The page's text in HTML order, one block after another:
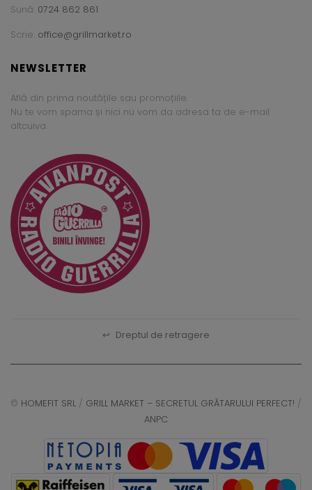
Sună: 0724 862 861
Scrie: office@grillmarket.ro
NEWSLETTER
Află din prima noutățile sau promoțiile.
Nu te vom spama și nici nu vom da adresa ta de e-mail
altcuiva.
↩ Dreptul de retragere
© HOMEFIT SRL / GRILL MARKET – SECRETUL GRĂTARULUI PERFECT! /
ANPC